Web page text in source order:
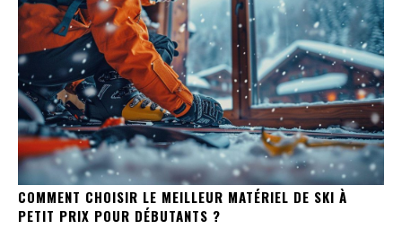
COMMENT CHOISIR LE MEILLEUR MATÉRIEL DE SKI À
PETIT PRIX POUR DÉBUTANTS ?